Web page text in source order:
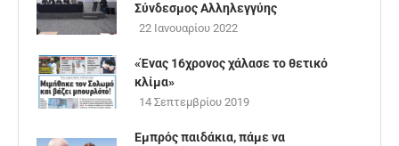
Σύνδεσμος Αλληλεγγύης
22 Ιανουαρίου 2022
«Ένας 16χρονος χάλασε το θετικό
κλίμα»
14 Σεπτεμβρίου 2019
Εμπρός παιδάκια, πάμε να